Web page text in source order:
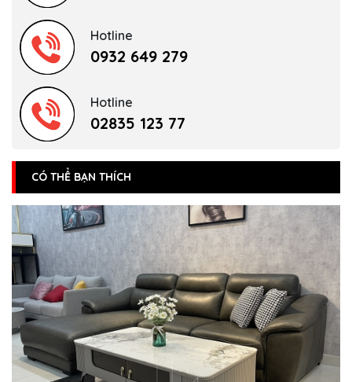
Hotline
0932 649 279
Hotline
02835 123 77
CÓ THỂ BẠN THÍCH